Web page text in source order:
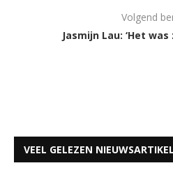
Volgend
Jasmijn Lau: ‘Het
VEEL GELEZEN